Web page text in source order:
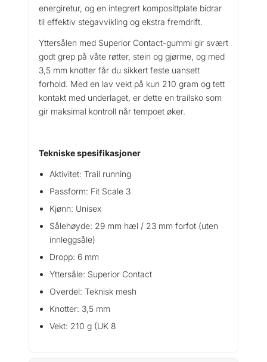
energiretur, og en integrert komposittplate bidrar
til effektiv stegavvikling og ekstra fremdrift.
Yttersålen med Superior Contact-gummi gir svært
godt grep på våte røtter, stein og gjørme, og med
3,5 mm knotter får du sikkert feste uansett
forhold. Med en lav vekt på kun 210 gram og tett
kontakt med underlaget, er dette en trailsko som
gir maksimal kontroll når tempoet øker.
Tekniske spesifikasjoner
Aktivitet: Trail running
Passform: Fit Scale 3
Kjønn: Unisex
Sålehøyde: 29 mm hæl / 23 mm forfot (uten
innleggsåle)
Dropp: 6 mm
Yttersåle: Superior Contact
Overdel: Teknisk mesh
Knotter: 3,5 mm
Vekt: 210 g (UK 8